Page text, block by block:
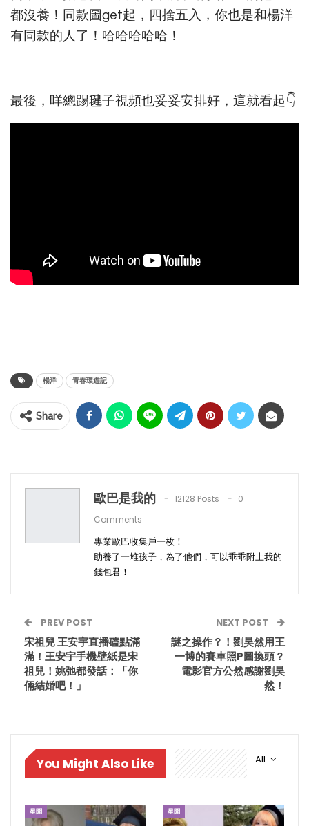
都沒養！同款圖get起，四捨五入，你也是和楊洋
有同款的人了！哈哈哈哈哈！
最後，咩總踢毽子視頻也妥妥安排好，這就看起👇
楊洋 青春環遊記
Share
歐巴是我的 12128 Posts
0
Comments
專業歐巴收集戶一枚！
助養了一堆孩子，為了他們，可以乖乖附上我的
錢包君！
PREV POST
宋祖兒 王安宇直播磕點滿
滿！王安宇手機壁紙是宋
祖兒！姚弛都發話：「你
倆結婚吧！」
NEXT POST
謎之操作？！劉昊然用王
一博的賽車照P圖換頭？
電影官方公然感謝劉昊
然！
All
You Might Also Like
星聞 星聞